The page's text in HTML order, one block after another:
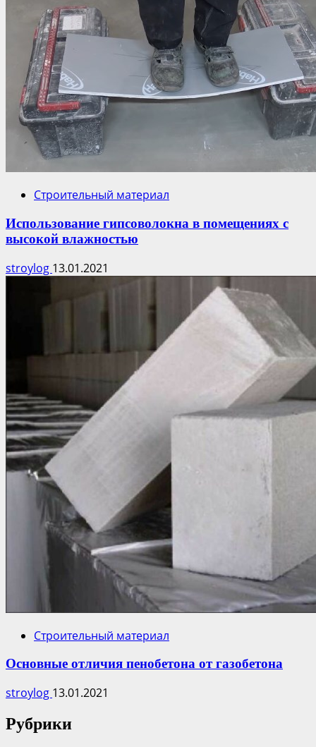
Строительный материал
Использование гипсоволокна в помещениях с
высокой влажностью
stroylog 13.01.2021
Строительный материал
Основные отличия пенобетона от газобетона
stroylog 13.01.2021
Рубрики